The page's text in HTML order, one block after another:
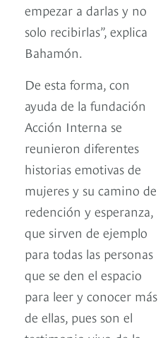
empezar a darlas y no
solo recibirlas”, explica
Bahamón.
De esta forma, con
ayuda de la fundación
Acción Interna se
reunieron diferentes
historias emotivas de
mujeres y su camino de
redención y esperanza,
que sirven de ejemplo
para todas las personas
que se den el espacio
para leer y conocer más
de ellas, pues son el